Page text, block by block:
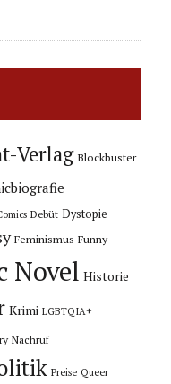
Verlag Blockbuster
Debüt Dystopie
Feminismus Funny
Novel Historie
Krimi LGBTQIA+
Nachruf
Preise Queer